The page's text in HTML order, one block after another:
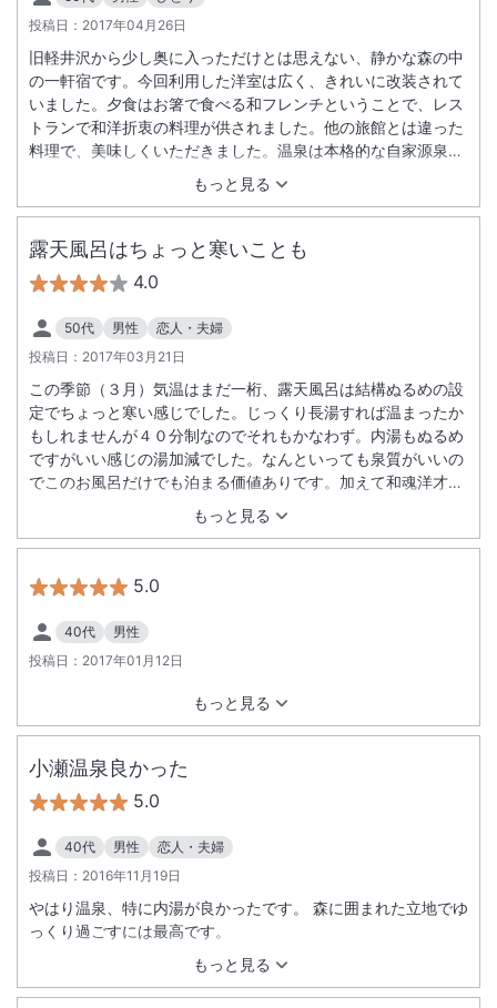
投稿日： 2017年04月26日
もっと見る
旧軽井沢から少し奥に入っただけとは思えない、静かな森の中
の一軒宿です。今回利用した洋室は広く、きれいに改装されて
いました。夕食はお箸で食べる和フレンチということで、レス
トランで和洋折衷の料理が供されました。他の旅館とは違った
料理で、美味しくいただきました。温泉は本格的な自家源泉の
掛け流しです。無料で利用できる広い露天風呂が２ヶ所あり、
気分よく入浴することができました。客室の風呂にも温泉が供
給されていて、湯量の豊富さを実感できました。軽井沢の秘湯
と呼ぶにふさわしい宿だと思います。
露天風呂はちょっと寒いことも
4.0
50代 男性
恋人・夫婦
投稿日： 2017年03月21日
もっと見る
この季節（３月）気温はまだ一桁、露天風呂は結構ぬるめの設
定でちょっと寒い感じでした。じっくり長湯すれば温まったか
もしれませんが４０分制なのでそれもかなわず。内湯もぬるめ
ですがいい感じの湯加減でした。なんといっても泉質がいいの
でこのお風呂だけでも泊まる価値ありです。加えて和魂洋才？
和洋折衷？のお食事もいい雰囲気です。ローストポークの後に
鯉こくとごはんというメニュー建は日本の湯宿ならではでしょ
う。
5.0
40代
男性
投稿日： 2017年01月12日
もっと見る
小瀬温泉良かった
5.0
40代 男性
恋人・夫婦
投稿日： 2016年11月19日
もっと見る
やはり温泉、特に内湯が良かったです。 森に囲まれた立地でゆ
っくり過ごすには最高です。